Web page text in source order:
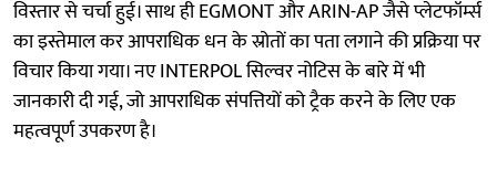
विस्तार से चर्चा हुई। साथ ही EGMONT और ARIN-AP जैसे प्लेटफॉर्म्स
का इस्तेमाल कर आपराधिक धन के स्रोतों का पता लगाने की प्रक्रिया पर
विचार किया गया। नए INTERPOL सिल्वर नोटिस के बारे में भी
जानकारी दी गई, जो आपराधिक संपत्तियों को ट्रैक करने के लिए एक
महत्वपूर्ण उपकरण है।